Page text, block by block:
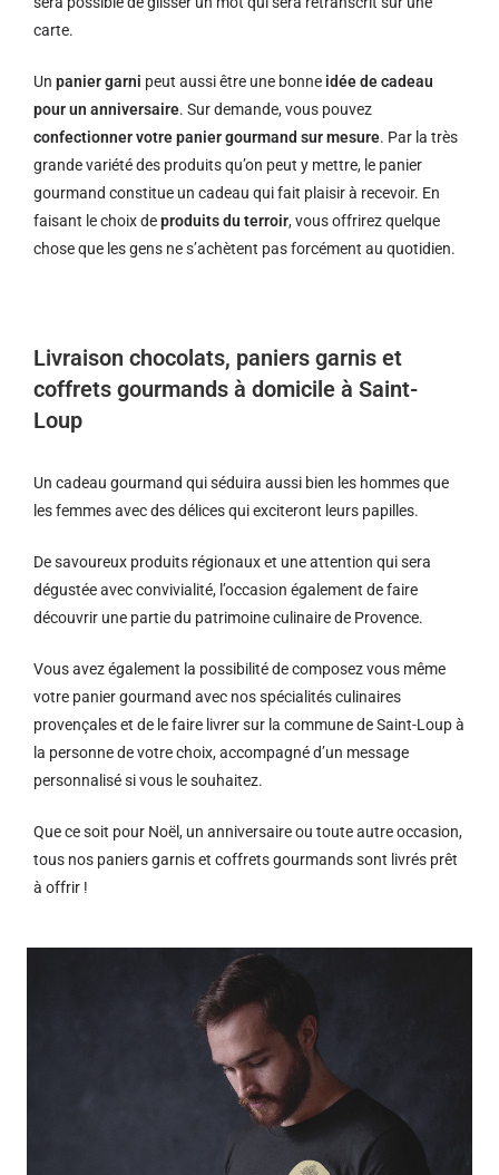
carte.
Un panier garni peut aussi être une bonne idée de cadeau
pour un anniversaire. Sur demande, vous pouvez
confectionner votre panier gourmand sur mesure. Par la très
grande variété des produits qu’on peut y mettre, le panier
gourmand constitue un cadeau qui fait plaisir à recevoir. En
faisant le choix deproduits du terroir, vous offrirez quelque
chose que les gens ne s’achètent pas forcément au quotidien.
Livraison chocolats, paniers garnis et
coffrets gourmands à domicile à Saint-
Loup
Un cadeau gourmand qui séduira aussi bien les hommes que
les femmes avec des délices qui exciteront leurs papilles.
De savoureux produits régionaux et une attention qui sera
dégustée avec convivialité, l’occasion également de faire
découvrir une partie du patrimoine culinaire de Provence.
Vous avez également la possibilité de composez vous même
votre panier gourmand avec nos spécialités culinaires
provençales et de le faire livrer sur la commune de Saint-Loup à
la personne de votre choix, accompagné d’un message
personnalisé si vous le souhaitez.
Que ce soit pour Noël, un anniversaire ou toute autre occasion,
tous nos paniers garnis et coffrets gourmands sont livrés prêt
à offrir !